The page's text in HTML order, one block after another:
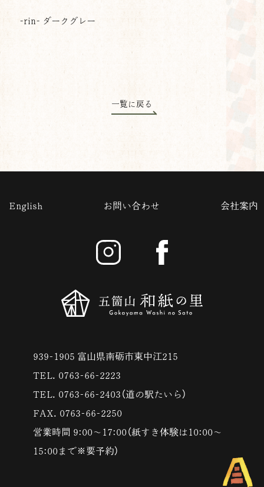
-rin- ダークグレー
一覧に戻る
939-1905 富山県南砺市東中江215
TEL. 0763-66-2223
TEL. 0763-66-2403（道の駅たいら）
FAX. 0763-66-2250
営業時間 9:00〜17:00（紙すき体験は10:00〜
15:00まで※要予約）
English お問い合わせ 会社案内